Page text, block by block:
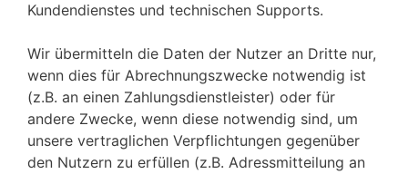
Kundendienstes und technischen Supports.
Wir übermitteln die Daten der Nutzer an Dritte nur,
wenn dies für Abrechnungszwecke notwendig ist
(z.B. an einen Zahlungsdienstleister) oder für
andere Zwecke, wenn diese notwendig sind, um
unsere vertraglichen Verpflichtungen gegenüber
den Nutzern zu erfüllen (z.B. Adressmitteilung an